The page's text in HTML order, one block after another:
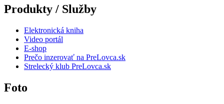
Produkty / Služby
Elektronická kniha
Video portál
E-shop
Prečo inzerovať na PreLovca.sk
Strelecký klub PreLovca.sk
Foto